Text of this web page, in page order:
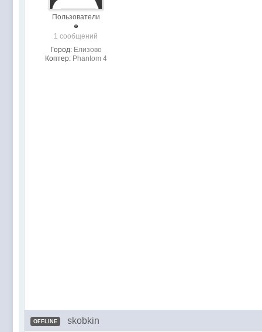
Пользователи
1 сообщений
Город: Елизово
Коптер: Phantom 4
OFFLINE skobkin